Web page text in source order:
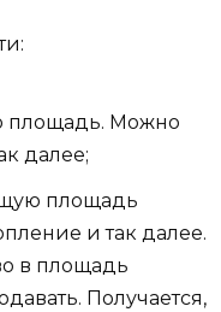
площадь. Можно
далее;
площадь
и так далее.
в площадь
Получается,